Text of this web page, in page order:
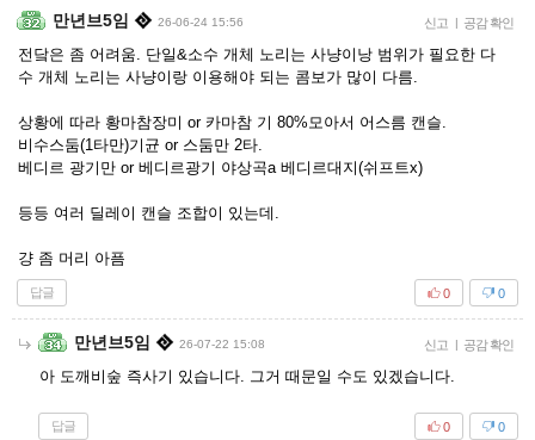
만년브5임 26-06-24 15:56 신고 | 공감 확인
전닼은 좀 어려움. 단일&소수 개체 노리는 사냥이낭 범위가 필요한 다
수 개체 노리는 사냥이랑 이용해야 되는 콤보가 많이 다름.
상황에 따라 황마참장미 or 카마참 기 80%모아서 어스름 캔슬.
비수스둠(1타만)기균 or 스둠만 2타.
베디르 광기만 or 베디르광기 야상곡a 베디르대지(쉬프트x)
등등 여러 딜레이 캔슬 조합이 있는데.
걍 좀 머리 아픔
답글 0
0
만년브5임 26-07-22 15:08 신고 | 공감 확인
아 도깨비숲 즉사기 있습니다. 그거 때문일 수도 있겠습니다.
답글 0
0